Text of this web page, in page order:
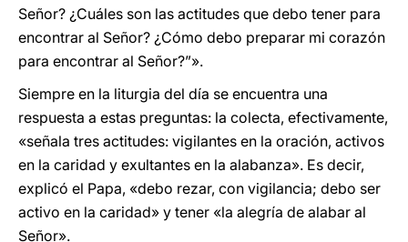
Señor? ¿Cuáles son las actitudes que debo tener para
encontrar al Señor? ¿Cómo debo preparar mi corazón
para encontrar al Señor?”».
Siempre en la liturgia del día se encuentra una
respuesta a estas preguntas: la colecta, efectivamente,
«señala tres actitudes: vigilantes en la oración, activos
en la caridad y exultantes en la alabanza». Es decir,
explicó el Papa, «debo rezar, con vigilancia; debo ser
activo en la caridad» y tener «la alegría de alabar al
Señor».